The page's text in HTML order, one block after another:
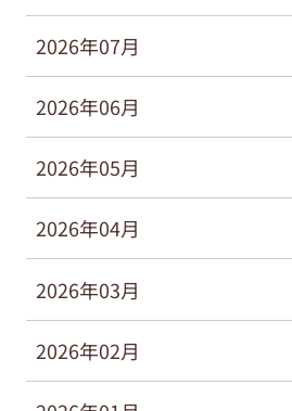
2026年07月
2026年06月
2026年05月
2026年04月
2026年03月
2026年02月